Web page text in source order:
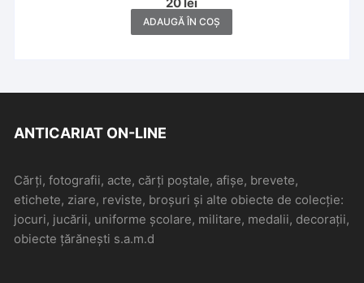
ADAUGĂ ÎN COȘ
ANTICARIAT ON-LINE
Cărți, fotografii, acte, cărți poștale, afișe, brevete,
etichete, ziare, reviste, broșuri și alte obiecte de colecție:
jocuri, jucării, uniforme școlare, militare, medalii, decorații,
obiecte țărănești s.a.m.d